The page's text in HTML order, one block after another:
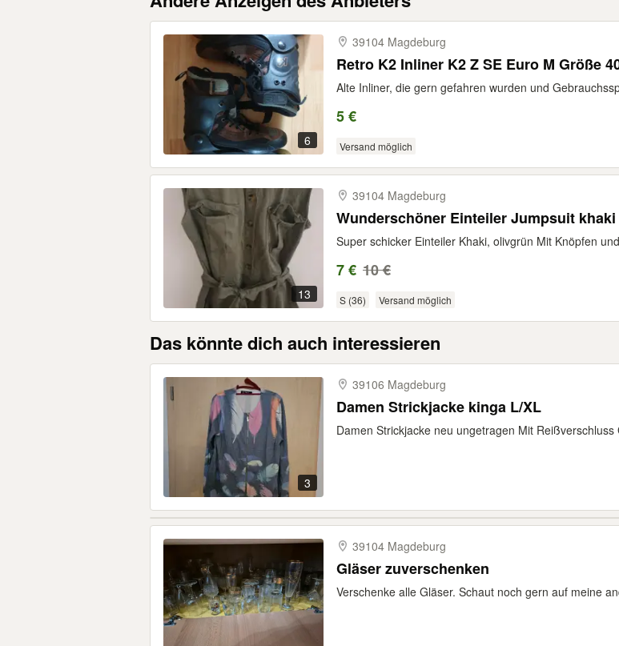
6
39104 Magdeburg
Retro K2 Inliner K2 Z SE Euro M Größe
Alte Inliner, die gern gefahren wurden und
5 €
Versand möglich
13
39104 Magdeburg
Wunderschöner Einteiler Jumpsuit khaki
Super schicker Einteiler Khaki, olivgrün Mit Knöpfen
7 € 10 €
S (36) Versand möglich
Das könnte dich auch interessieren
3
39106 Magdeburg
Damen Strickjacke kinga L/XL
Damen Strickjacke neu ungetragen Mit
39104 Magdeburg
Gläser zuverschenken
Verschenke alle Gläser. Schaut noch gern auf meine